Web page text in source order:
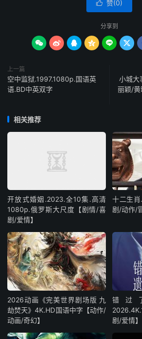
 赞(0)
分享到
     
上一篇
空中监狱.1997.1080p.国语英
语.BD中英双字
小城
丽颖/黄
相关推荐
开放式婚姻.2023.全10集.高清
1080p.俄罗斯大尺度【剧情/喜
剧/爱情】
十二生
剧/动作/
2026动画《完美世界剧场版 九
劫焚天》4K.HD国语中字【动作/
动画/奇幻】
错过
剧/爱情】